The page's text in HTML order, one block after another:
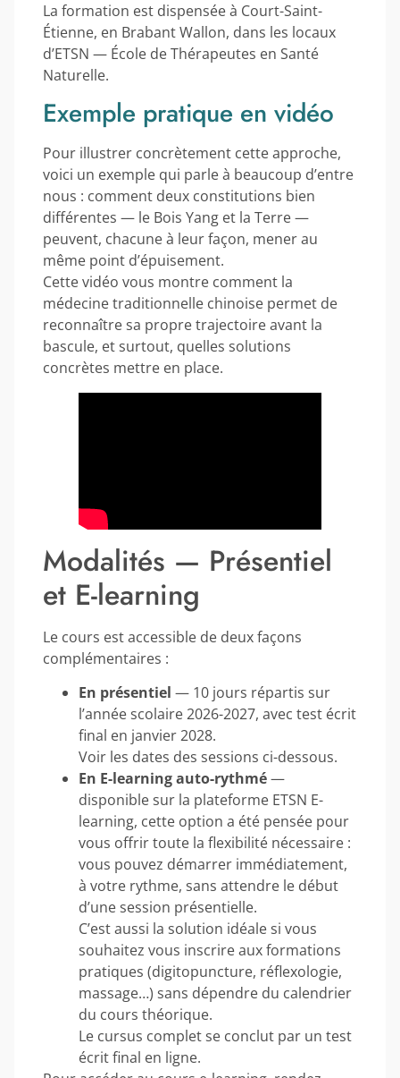
La formation est dispensée à Court-Saint-
Étienne, en Brabant Wallon, dans les locaux
d’ETSN — École de Thérapeutes en Santé
Naturelle.
Exemple pratique en vidéo
Pour illustrer concrètement cette approche,
voici un exemple qui parle à beaucoup d’entre
nous : comment deux constitutions bien
différentes — le Bois Yang et la Terre —
peuvent, chacune à leur façon, mener au
même point d’épuisement.
Cette vidéo vous montre comment la
médecine traditionnelle chinoise permet de
reconnaître sa propre trajectoire avant la
bascule, et surtout, quelles solutions
concrètes mettre en place.
Modalités — Présentiel
et E-learning
Le cours est accessible de deux façons
complémentaires :
En présentiel — 10 jours répartis sur
l’année scolaire 2026-2027, avec test écrit
final en janvier 2028.
Voir les dates des sessions ci-dessous.
En E-learning auto-rythmé—
disponible sur la plateforme ETSN E-
learning, cette option a été pensée pour
vous offrir toute la flexibilité nécessaire :
vous pouvez démarrer immédiatement,
à votre rythme, sans attendre le début
d’une session présentielle.
C’est aussi la solution idéale si vous
souhaitez vous inscrire aux formations
pratiques (digitopuncture, réflexologie,
massage…) sans dépendre du calendrier
du cours théorique.
Le cursus complet se conclut par un test
écrit final en ligne.